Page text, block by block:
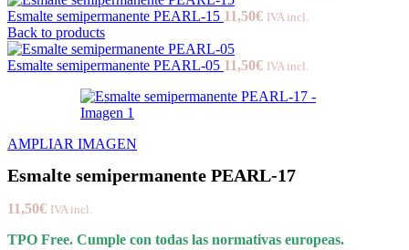
Esmalte semipermanente PEARL-15 11,50€ IVA incl.
Back to products
Esmalte semipermanente PEARL-05 11,50€ IVA incl.
AMPLIAR IMAGEN
Esmalte semipermanente PEARL-17
11,50€ IVA incl.
TPO Free. Cumple con todas las normativas europeas.